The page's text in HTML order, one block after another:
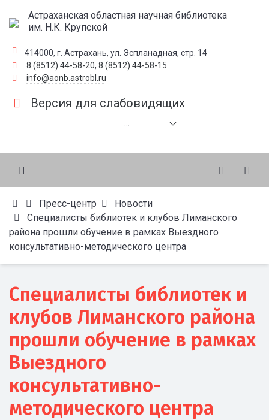
Астраханская областная научная библиотека
им. Н.К. Крупской
414000, г. Астрахань, ул. Эспланадная, стр. 14
8 (8512) 44-58-20, 8 (8512) 44-58-15
info@aonb.astrobl.ru
Версия для слабовидящих
Пресс-центр
Новости
Специалисты библиотек и клубов Лиманского
района прошли обучение в рамках Выездного
консультативно-методического центра
Специалисты библиотек и
клубов Лиманского района
прошли обучение в рамках
Выездного
консультативно-
методического центра